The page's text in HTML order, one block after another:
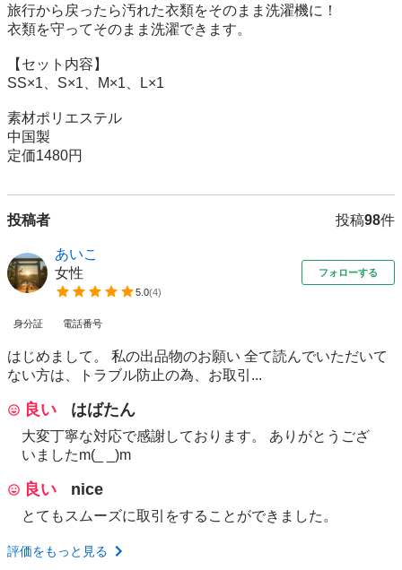
旅行から戻ったら汚れた衣類をそのまま洗濯機に！
衣類を守ってそのまま洗濯できます。
【セット内容】
SS×1、S×1、M×1、L×1
素材ポリエステル
中国製
投稿者 投稿98件
あいこ
女性
5.0(4)
フォローする
身分証 電話番号
はじめまして。 私の出品物のお願い 全て読んでいただいて
ない方は、トラブル防止の為、お取引...
良い はばたん
大変丁寧な対応で感謝しております。 ありがとうござ
いましたm(_ _)m
良い nice
とてもスムーズに取引をすることができました。
評価をもっと見る